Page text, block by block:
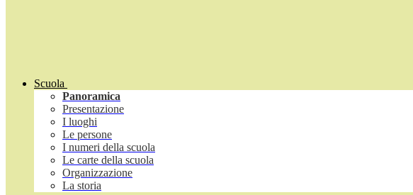
Scuola
Panoramica
Presentazione
I luoghi
Le persone
I numeri della scuola
Le carte della scuola
Organizzazione
La storia